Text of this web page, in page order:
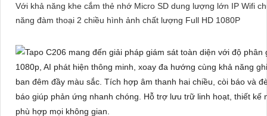
Với khả năng khe cắm thẻ nhớ Micro SD dung lượng lớn IP Wifi
năng đàm thoại 2 chiều hình ảnh chất lượng Full HD 1080P